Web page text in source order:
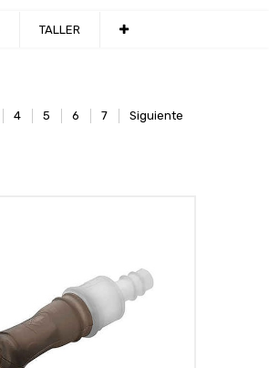
TALLER
4 5 6 7 Siguiente